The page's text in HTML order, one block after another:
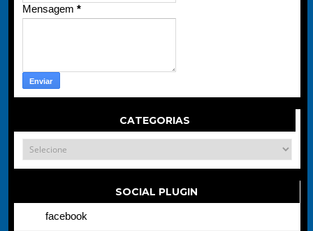
Mensagem *
CATEGORIAS
SOCIAL PLUGIN
facebook